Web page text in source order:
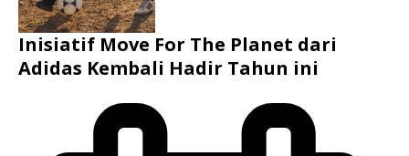
Inisiatif Move For The Planet dari
Adidas Kembali Hadir Tahun ini